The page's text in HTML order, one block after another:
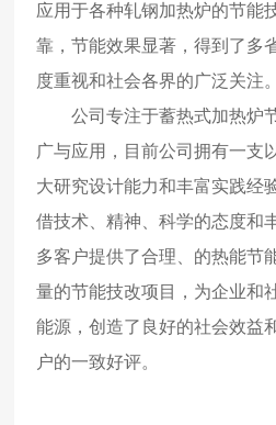
应用于各种轧钢加热炉的节能
靠，节能效果显著，得到了多
度重视和社会各界的广泛关注。
公司专注于蓄热式加热炉
广与应用，目前公司拥有一支
大研究设计能力和丰富实践经
借技术、精神、科学的态度和
多客户提供了合理、的热能节
量的节能技改项目，为企业和
能源，创造了良好的社会效益
户的一致好评。